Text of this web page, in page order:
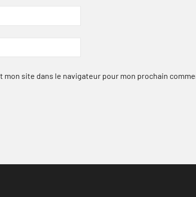
site dans le navigateur pour mon prochain